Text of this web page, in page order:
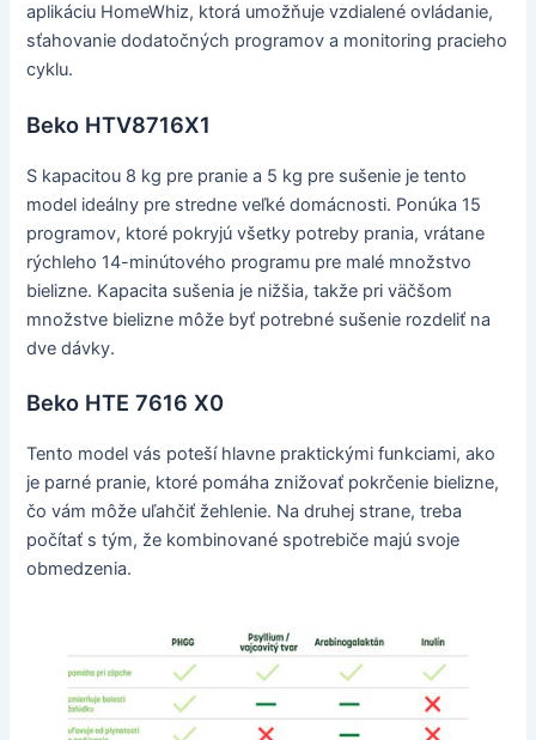
aplikáciu HomeWhiz, ktorá umožňuje vzdialené ovládanie,
sťahovanie dodatočných programov a monitoring pracieho
cyklu.
Beko HTV8716X1
S kapacitou 8 kg pre pranie a 5 kg pre sušenie je tento
model ideálny pre stredne veľké domácnosti. Ponúka 15
programov, ktoré pokryjú všetky potreby prania, vrátane
rýchleho 14-minútového programu pre malé množstvo
bielizne. Kapacita sušenia je nižšia, takže pri väčšom
množstve bielizne môže byť potrebné sušenie rozdeliť na
dve dávky.
Beko HTE 7616 X0
Tento model vás poteší hlavne praktickými funkciami, ako
je parné pranie, ktoré pomáha znižovať pokrčenie bielizne,
čo vám môže uľahčiť žehlenie. Na druhej strane, treba
počítať s tým, že kombinované spotrebiče majú svoje
obmedzenia.